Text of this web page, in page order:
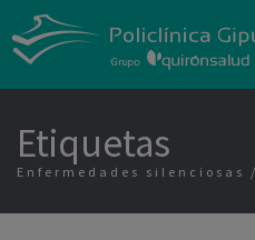
Etiquetas
Enfermedades silenciosas